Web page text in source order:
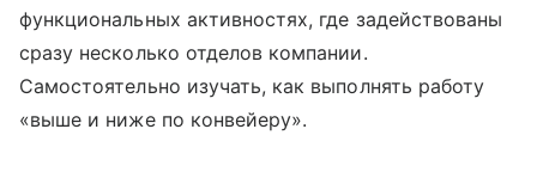
функциональных активностях, где задействованы
сразу несколько отделов компании.
Самостоятельно изучать, как выполнять работу
«выше и ниже по конвейеру».